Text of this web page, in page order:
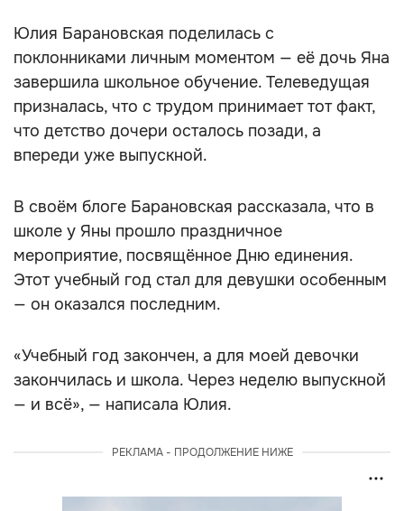
Юлия Барановская поделилась с
поклонниками личным моментом — её дочь Яна
завершила школьное обучение. Телеведущая
призналась, что с трудом принимает тот факт,
что детство дочери осталось позади, а
впереди уже выпускной.
В своём блоге Барановская рассказала, что в
школе у Яны прошло праздничное
мероприятие, посвящённое Дню единения.
Этот учебный год стал для девушки особенным
— он оказался последним.
«Учебный год закончен, а для моей девочки
закончилась и школа. Через неделю выпускной
— и всё», — написала Юлия.
РЕКЛАМА - ПРОДОЛЖЕНИЕ НИЖЕ